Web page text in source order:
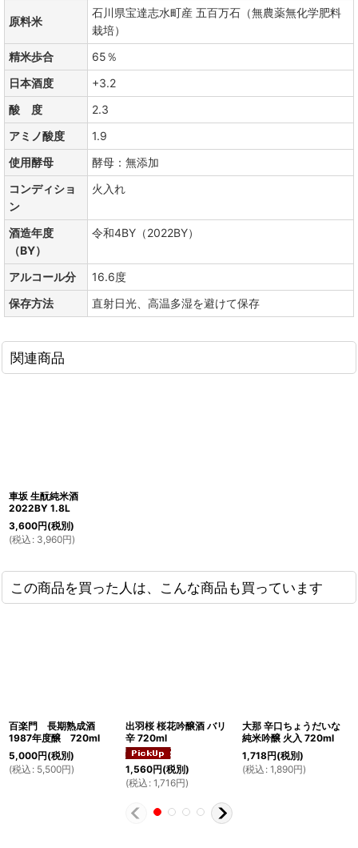
原料米
石川県宝達志水町産 五百万石（無農薬無化学肥料
栽培）
精米歩合
65％
日本酒度
+3.2
酸 度
2.3
アミノ酸度
1.9
使用酵母
酵母：無添加
コンディショ
ン
火入れ
酒造年度
（BY）
令和4BY（2022BY）
アルコール分
16.6度
保存方法
直射日光、高温多湿を避けて保存
関連商品
車坂 生酛純米酒
2022BY 1.8L
3,600円(税別)
(税込 : 3,960円)
この商品を買った人は、こんな商品も買っています
百楽門 長期熟成酒
1987年度醸 720ml
5,000円(税別)
(税込 : 5,500円)
出羽桜 桜花吟醸酒 バリ
辛 720ml
1,560円(税別)
(税込 : 1,716円)
大那 辛口ちょうだいな
純米吟醸 火入 720ml
1,718円(税別)
(税込 : 1,890円)